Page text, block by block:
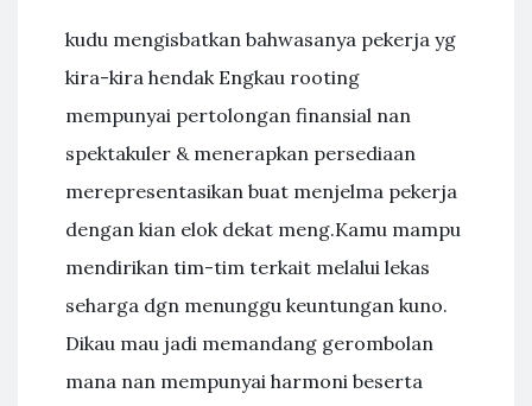
kudu mengisbatkan bahwasanya pekerja yg
kira-kira hendak Engkau rooting
mempunyai pertolongan finansial nan
spektakuler & menerapkan persediaan
merepresentasikan buat menjelma pekerja
dengan kian elok dekat meng.Kamu mampu
mendirikan tim-tim terkait melalui lekas
seharga dgn menunggu keuntungan kuno.
Dikau mau jadi memandang gerombolan
mana nan mempunyai harmoni beserta